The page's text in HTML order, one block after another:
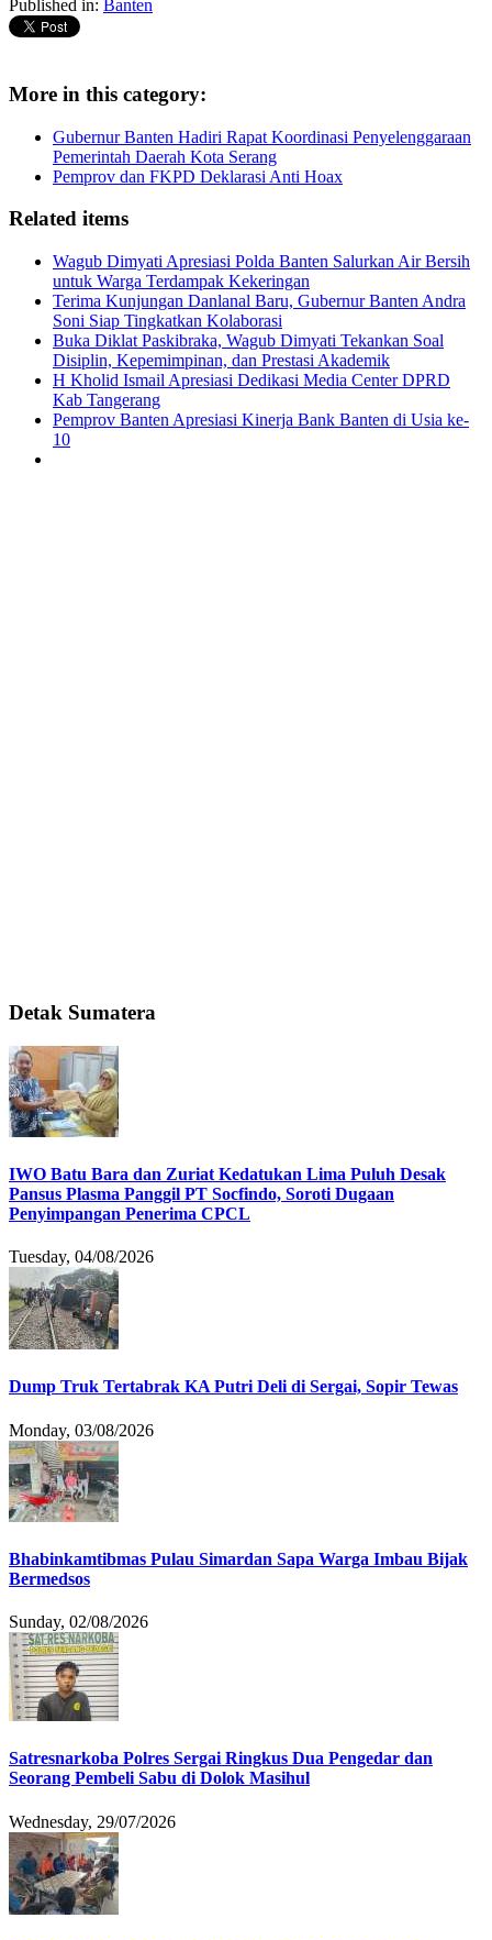
Published in: Banten
More in this category:
Gubernur Banten Hadiri Rapat Koordinasi Penyelenggaraan
Pemerintah Daerah Kota Serang
Pemprov dan FKPD Deklarasi Anti Hoax
Related items
Wagub Dimyati Apresiasi Polda Banten Salurkan Air Bersih
untuk Warga Terdampak Kekeringan
Terima Kunjungan Danlanal Baru, Gubernur Banten Andra
Soni Siap Tingkatkan Kolaborasi
Buka Diklat Paskibraka, Wagub Dimyati Tekankan Soal
Disiplin, Kepemimpinan, dan Prestasi Akademik
H Kholid Ismail Apresiasi Dedikasi Media Center DPRD
Kab Tangerang
Pemprov Banten Apresiasi Kinerja Bank Banten di Usia ke-
10
Detak Sumatera
IWO Batu Bara dan Zuriat Kedatukan Lima Puluh Desak
Pansus Plasma Panggil PT Socfindo, Soroti Dugaan
Penyimpangan Penerima CPCL
Tuesday, 04/08/2026
Dump Truk Tertabrak KA Putri Deli di Sergai, Sopir Tewas
Monday, 03/08/2026
Bhabinkamtibmas Pulau Simardan Sapa Warga Imbau Bijak
Bermedsos
Sunday, 02/08/2026
Satresnarkoba Polres Sergai Ringkus Dua Pengedar dan
Seorang Pembeli Sabu di Dolok Masihul
Wednesday, 29/07/2026